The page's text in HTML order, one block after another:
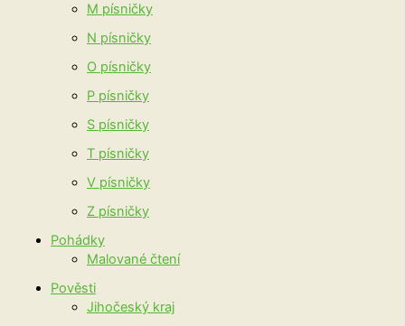
M písničky
N písničky
O písničky
P písničky
S písničky
T písničky
V písničky
Z písničky
Pohádky
Malované čtení
Pověsti
Jihočeský kraj